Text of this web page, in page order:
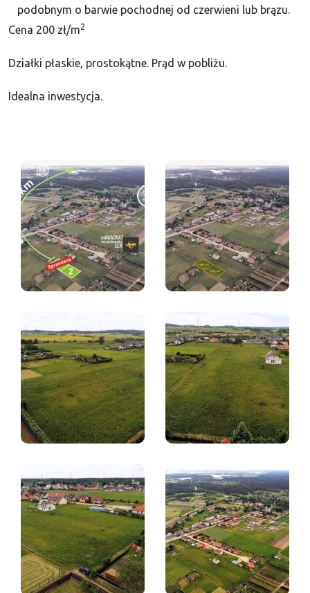
podobnym o barwie pochodnej od czerwieni lub brązu.
Cena 200 zł/m2
Działki płaskie, prostokątne. Prąd w pobliżu.
Idealna inwestycja.